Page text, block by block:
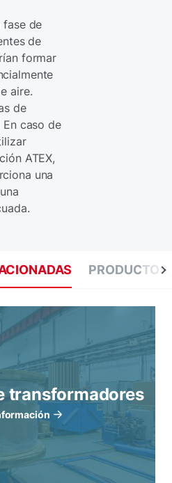
fase de
de
formar
aire.
de
caso de
ATEX,
una
PRODUCTOS
transformadores